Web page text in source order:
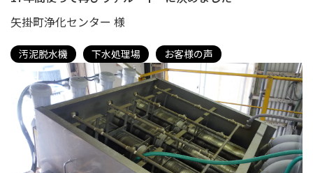
矢掛町浄化センター 様
汚泥脱水機 下水処理場 お客様の声